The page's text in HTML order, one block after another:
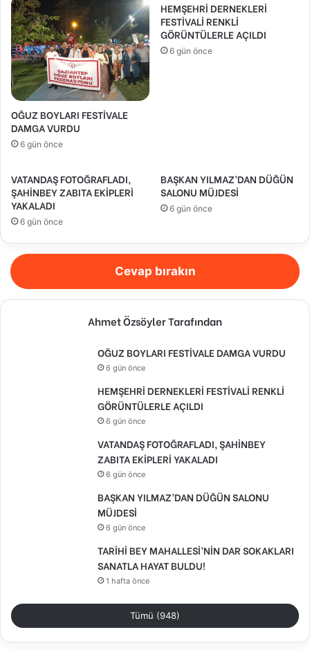
OĞUZ BOYLARI FESTİVALE
DAMGA VURDU
6 gün önce
HEMŞEHRİ DERNEKLERİ
FESTİVALİ RENKLİ
GÖRÜNTÜLERLE AÇILDI
6 gün önce
VATANDAŞ FOTOĞRAFLADI,
ŞAHİNBEY ZABITA EKİPLERİ
YAKALADI
6 gün önce
BAŞKAN YILMAZ’DAN DÜĞÜN
SALONU MÜJDESİ
6 gün önce
Cevap bırakın
Ahmet Özsöyler Tarafından
OĞUZ BOYLARI FESTİVALE DAMGA VURDU
6 gün önce
HEMŞEHRİ DERNEKLERİ FESTİVALİ RENKLİ
GÖRÜNTÜLERLE AÇILDI
6 gün önce
VATANDAŞ FOTOĞRAFLADI, ŞAHİNBEY
ZABITA EKİPLERİ YAKALADI
6 gün önce
BAŞKAN YILMAZ’DAN DÜĞÜN SALONU
MÜJDESİ
6 gün önce
TARİHİ BEY MAHALLESİ’NİN DAR SOKAKLARI
SANATLA HAYAT BULDU!
1 hafta önce
Tümü (948)